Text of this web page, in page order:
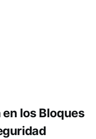
los Bloques